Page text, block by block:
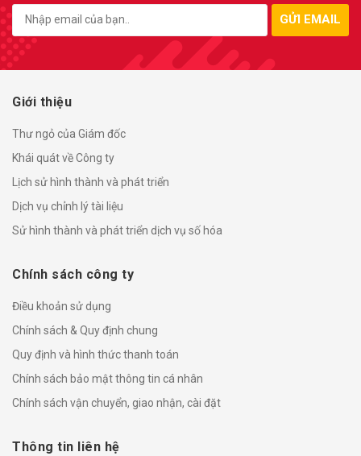
GỬI EMAIL
Giới thiệu
Thư ngỏ của Giám đốc
Khái quát về Công ty
Lịch sử hình thành và phát triển
Dịch vụ chỉnh lý tài liệu
Sử hình thành và phát triển dịch vụ số hóa
Chính sách công ty
Điều khoản sử dụng
Chính sách & Quy định chung
Quy định và hình thức thanh toán
Chính sách bảo mật thông tin cá nhân
Chính sách vận chuyển, giao nhận, cài đặt
Thông tin liên hệ